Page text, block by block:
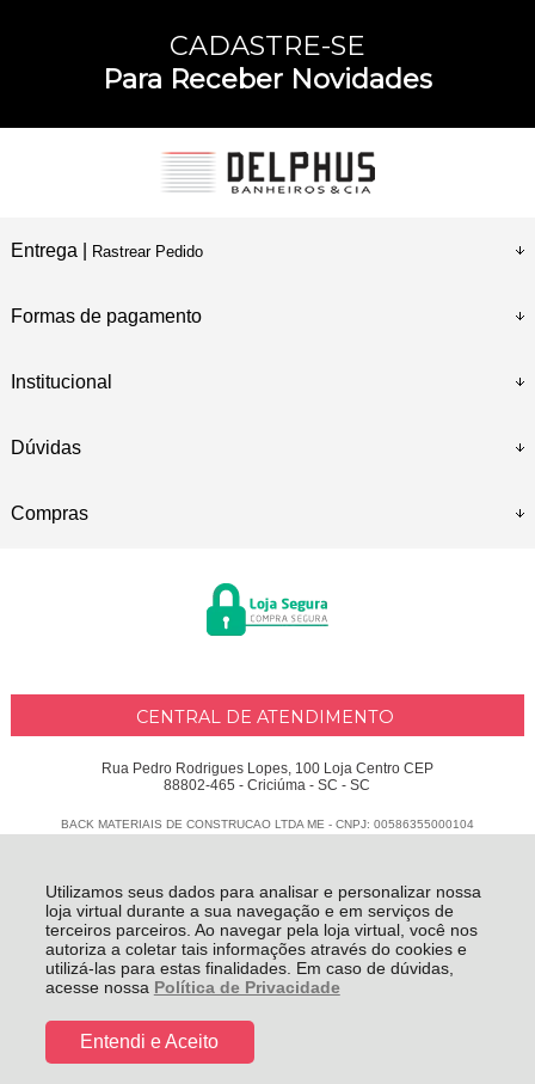
Utilizamos seus dados para analisar e personalizar nossa
loja virtual durante a sua navegação e em serviços de
terceiros parceiros. Ao navegar pela loja virtual, você nos
autoriza a coletar tais informações através do cookies e
utilizá-las para estas finalidades. Em caso de dúvidas,
acesse nossa Política de Privacidade
Entendi e Aceito
CADASTRE-SE
Para Receber Novidades
Entrega | Rastrear Pedido
Formas de pagamento
Institucional
Dúvidas
Compras
CENTRAL DE ATENDIMENTO
Rua Pedro Rodrigues Lopes, 100 Loja Centro CEP
88802-465 - Criciúma - SC - SC
BACK MATERIAIS DE CONSTRUCAO LTDA ME - CNPJ: 00586355000104